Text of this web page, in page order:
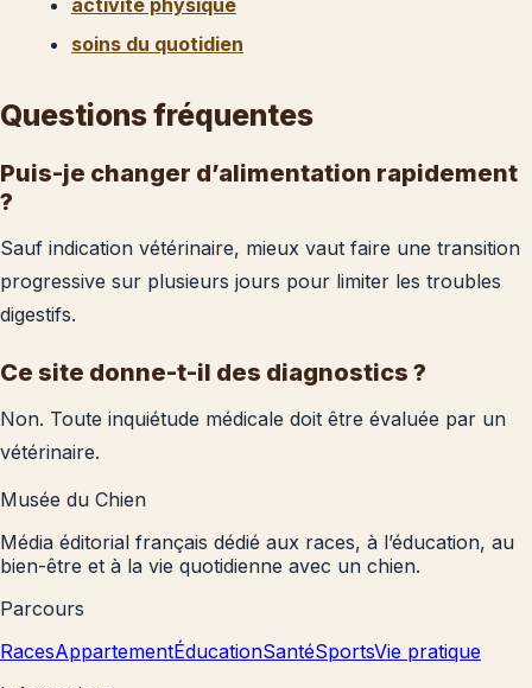
soins du quotidien
Questions fréquentes
Puis-je changer d’alimentation rapidement
?
Sauf indication vétérinaire, mieux vaut faire une transition
progressive sur plusieurs jours pour limiter les troubles
digestifs.
Ce site donne-t-il des diagnostics ?
Non. Toute inquiétude médicale doit être évaluée par un
vétérinaire.
Musée du Chien
Média éditorial français dédié aux races, à l’éducation, au
bien-être et à la vie quotidienne avec un chien.
Parcours
RacesAppartementÉducationSantéSportsVie pratique